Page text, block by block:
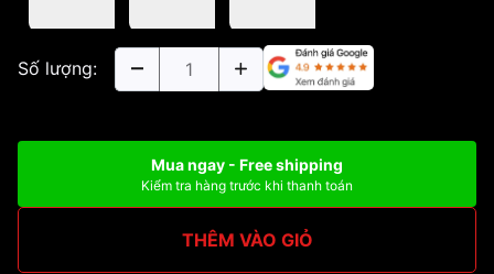
Số lượng:
Mua ngay - Free shipping
Kiểm tra hàng trước khi thanh toán
THÊM VÀO GIỎ